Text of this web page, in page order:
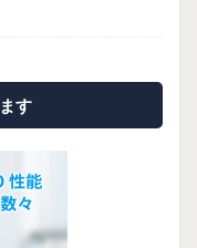
す